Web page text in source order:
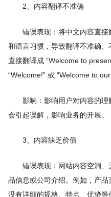
2、内容翻译不准确
错误表现：将中文内容直接
和语言习惯，导致翻译不准确、
直接翻译成 “Welcome to
“Welcome!” 或 “Welcome to our
影响：影响用户对内容的理
会引起误解，影响业务的开展。
3、内容缺乏价值
错误表现：网站内容空洞、
品信息或公司介绍。例如，产品
没有详细的规格、特点、优势等